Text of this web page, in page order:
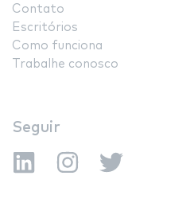
Contato
Escritórios
Como funciona
Trabalhe conosco
Seguir